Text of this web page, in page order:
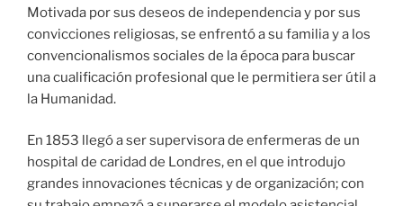
Motivada por sus deseos de independencia y por sus
convicciones religiosas, se enfrentó a su familia y a los
convencionalismos sociales de la época para buscar
una cualificación profesional que le permitiera ser útil a
la Humanidad.
En 1853 llegó a ser supervisora de enfermeras de un
hospital de caridad de Londres, en el que introdujo
grandes innovaciones técnicas y de organización; con